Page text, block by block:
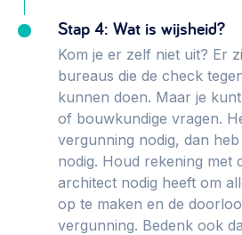
Stap 4: Wat is wijsheid?
Kom je er zelf niet uit? Er
bureaus die de check
kunnen doen. Maar je
of bouwkundige vragen.
vergunning nodig, dan
nodig. Houd rekening met
architect nodig heeft om
op te maken en de
vergunning. Bedenk ook